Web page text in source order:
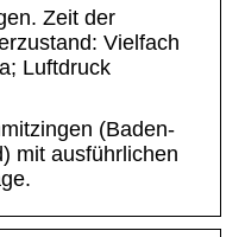
Zeit der
Vielfach
Luftdruck
(Baden-
mit ausführlichen